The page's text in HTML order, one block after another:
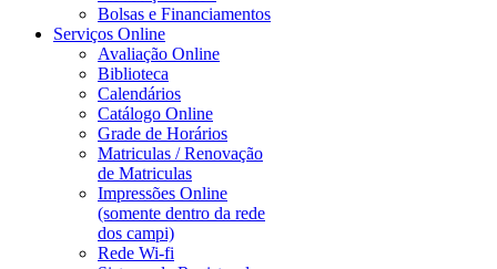
Bolsas e Financiamentos
Serviços Online
Avaliação Online
Biblioteca
Calendários
Catálogo Online
Grade de Horários
Matriculas / Renovação
de Matriculas
Impressões Online
(somente dentro da rede
dos campi)
Rede Wi-fi